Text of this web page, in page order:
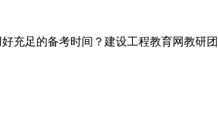
充足的备考时间？建设工程教育网教研团